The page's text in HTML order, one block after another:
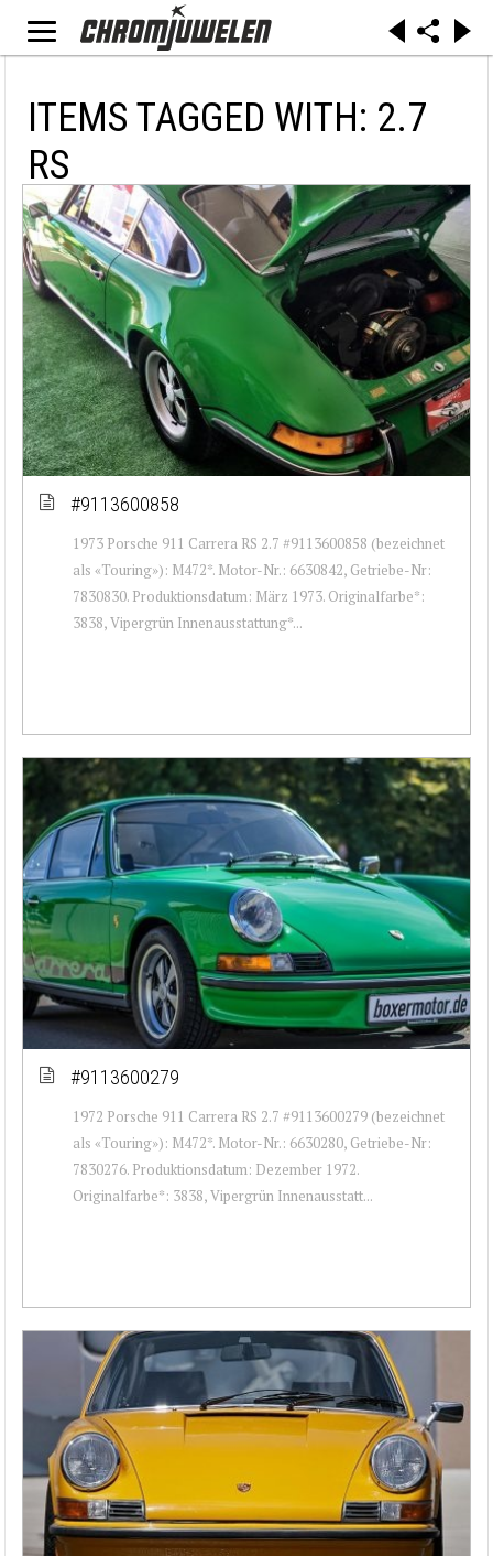
ITEMS TAGGED WITH: 2.7
RS
#9113600858
1973 Porsche 911 Carrera RS 2.7 #9113600858 (bezeichnet
als «Touring»): M472*. Motor-Nr.: 6630842, Getriebe-Nr:
7830830. Produktionsdatum: März 1973. Originalfarbe*:
3838, Vipergrün Innenausstattung*...
#9113600279
1972 Porsche 911 Carrera RS 2.7 #9113600279 (bezeichnet
als «Touring»): M472*. Motor-Nr.: 6630280, Getriebe-Nr:
7830276. Produktionsdatum: Dezember 1972.
Originalfarbe*: 3838, Vipergrün Innenausstatt...